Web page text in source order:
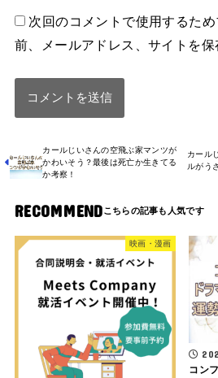
次回のコメントで使用するた
前、メールアドレス、サイトを保
カールじいさんの空飛ぶ家マンツが
かわいそう？最後は死亡か生きてる
か考察！
カール
ルがう
RECOMMEND
映画・漫画
コン